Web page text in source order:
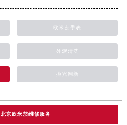
欧米茄手表
外观清洗
抛光翻新
北京欧米茄维修服务